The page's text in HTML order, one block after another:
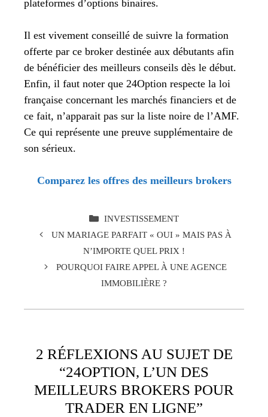
plateformes d’options binaires.
Il est vivement conseillé de suivre la formation
offerte par ce broker destinée aux débutants afin
de bénéficier des meilleurs conseils dès le début.
Enfin, il faut noter que 24Option respecte la loi
française concernant les marchés financiers et de
ce fait, n’apparait pas sur la liste noire de l’AMF.
Ce qui représente une preuve supplémentaire de
son sérieux.
Comparez les offres des meilleurs brokers
CATÉGORIES
INVESTISSEMENT
UN MARIAGE PARFAIT « OUI » MAIS PAS À
N’IMPORTE QUEL PRIX !
POURQUOI FAIRE APPEL À UNE AGENCE
IMMOBILIÈRE ?
2 RÉFLEXIONS AU SUJET DE
“24OPTION, L’UN DES
MEILLEURS BROKERS POUR
TRADER EN LIGNE”